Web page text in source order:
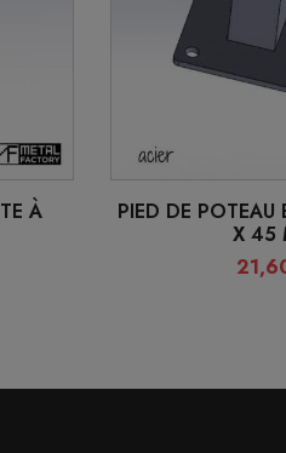
À
PIED DE POTEAU
X 45